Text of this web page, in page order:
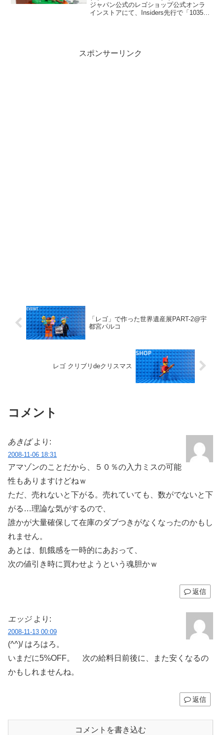
ジャパン公式のレゴショップ公式オンラ
インストアにて、Insiders先行で「10354
スポンサーリンク
「レゴ」で作った世界遺産展PART-2@宇
都宮パルコ
レゴ クリブリdeクリスマス
コメント
あきば より:
2008-11-06 18:31
アマゾンのことだから、５０％の入力ミスの可能
性もありますけどねｗ
ただ、売れないと下がる。売れていても、数がでないと下
がる…理論な気がするので、
誰かが大量確保して在庫のダブつきがなくなったのかもし
れません。
あとは、飢餓感を一時的にあおって、
次の値引き時に買わせようという魂胆かｗ
返信
エッジ より:
2008-11-13 00:09
(^^)/ はろはろ。
いまだに5%OFF。 次の給料日前後に、また安くなるの
かもしれませんね。
返信
コメントを書き込む